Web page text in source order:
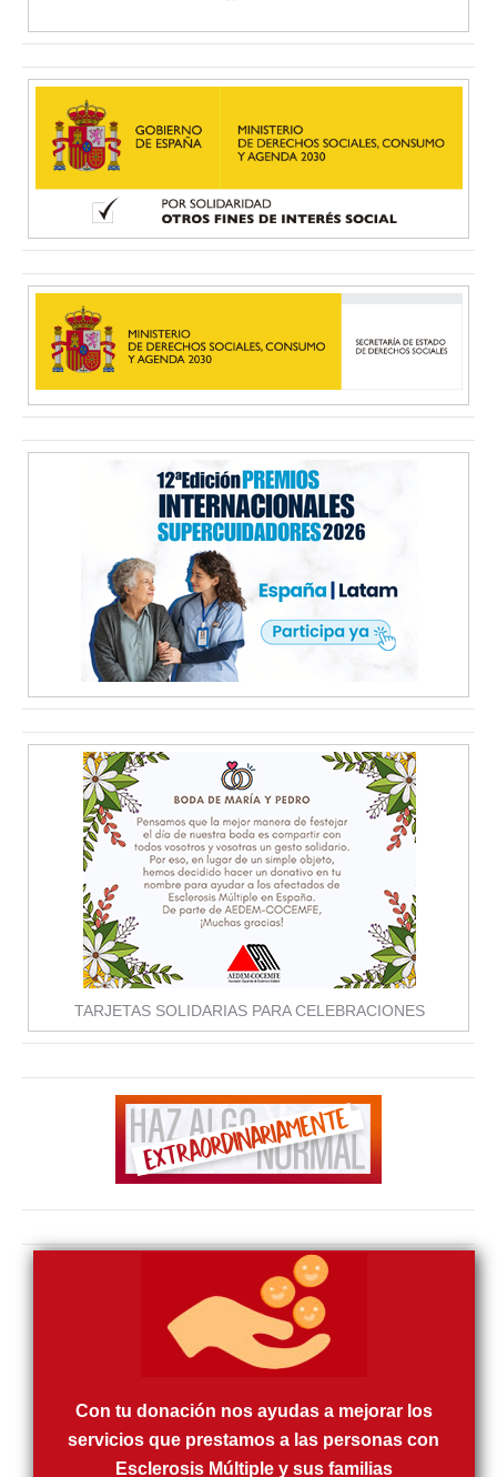
TARJETAS SOLIDARIAS PARA CELEBRACIONES
Con tu donación nos ayudas a mejorar los
servicios que prestamos a las personas con
Esclerosis Múltiple y sus familias